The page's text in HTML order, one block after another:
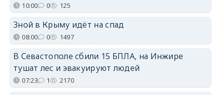
10:00 0 125
Зной в Крыму идёт на спад
08:00 0 1497
В Севастополе сбили 15 БПЛА, на Инжире
тушат лес и эвакуируют людей
07:23 1 2170